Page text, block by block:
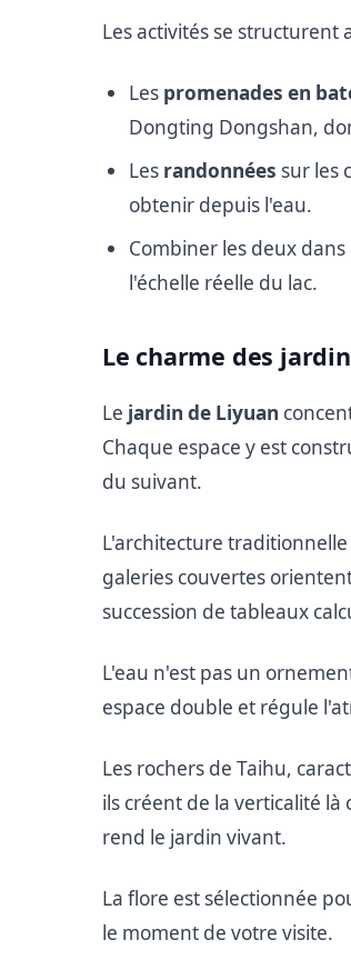
Les activités se
Les promenades en
Dongting Dongshan,
Les randonnées sur les
obtenir depuis l'eau.
Combiner les deux
l'échelle réelle du lac.
Le charme des
Le jardin de Liyuan
Chaque espace y est
du suivant.
L'architecture traditionnelle
galeries couvertes
succession de tableaux
L'eau n'est pas un
espace double et régule
Les rochers de Taihu,
ils créent de la verticalité
rend le jardin vivant.
La flore est sélectionnée
le moment de votre visite.